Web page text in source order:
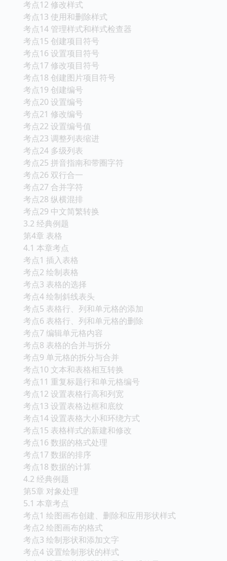
考点12 修改样式
考点13 使用和删除样式
考点14 管理样式和样式检查器
考点15 创建项目符号
考点16 设置项目符号
考点17 修改项目符号
考点18 创建图片项目符号
考点19 创建编号
考点20 设置编号
考点21 修改编号
考点22 设置编号值
考点23 调整列表缩进
考点24 多级列表
考点25 拼音指南和带圈字符
考点26 双行合一
考点27 合并字符
考点28 纵横混排
考点29 中文简繁转换
3.2 经典例题
第4章 表格
4.1 本章考点
考点1 插入表格
考点2 绘制表格
考点3 表格的选择
考点4 绘制斜线表头
考点5 表格行、列和单元格的添加
考点6 表格行、列和单元格的删除
考点7 编辑单元格内容
考点8 表格的合并与拆分
考点9 单元格的拆分与合并
考点10 文本和表格相互转换
考点11 重复标题行和单元格编号
考点12 设置表格行高和列宽
考点13 设置表格边框和底纹
考点14 设置表格大小和环绕方式
考点15 表格样式的新建和修改
考点16 数据的格式处理
考点17 数据的排序
考点18 数据的计算
4.2 经典例题
第5章 对象处理
5.1 本章考点
考点1 绘图画布创建、删除和应用形状样式
考点2 绘图画布的格式
考点3 绘制形状和添加文字
考点4 设置绘制形状的样式